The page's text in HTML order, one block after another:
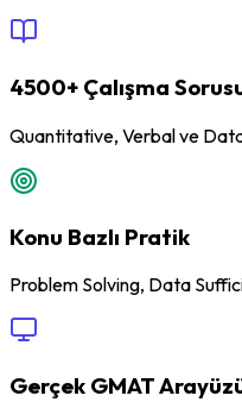
4500+ Çalışma
Quantitative, Verbal ve Data
Konu Bazlı Pratik
Problem Solving, Data
Gerçek GMAT